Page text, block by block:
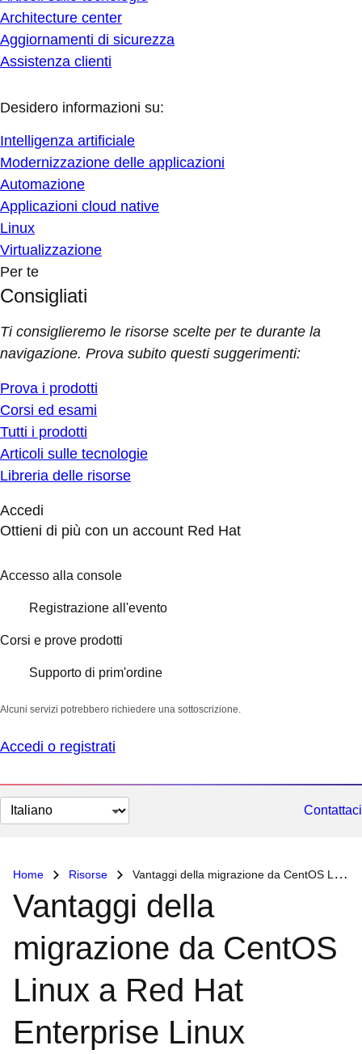
Architecture center
Aggiornamenti di sicurezza
Assistenza clienti
Desidero informazioni su:
Intelligenza artificiale
Modernizzazione delle applicazioni
Automazione
Applicazioni cloud native
Linux
Virtualizzazione
Per te
Consigliati
Ti consiglieremo le risorse scelte per te durante la
navigazione. Prova subito questi suggerimenti:
Prova i prodotti
Corsi ed esami
Tutti i prodotti
Articoli sulle tecnologie
Libreria delle risorse
Accedi
Ottieni di più con un account Red Hat
Accesso alla console
Registrazione all'evento
Corsi e prove prodotti
Supporto di prim'ordine
Alcuni servizi potrebbero richiedere una sottoscrizione.
Accedi o registrati
Cambia
lingua
Contattaci
Home Risorse Vantaggi della migrazione da CentOS Linux a Red Hat Enterprise Linux
Vantaggi della
migrazione da CentOS
Linux a Red Hat
Enterprise Linux